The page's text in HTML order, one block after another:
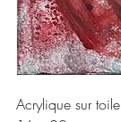
Acrylique sur toile